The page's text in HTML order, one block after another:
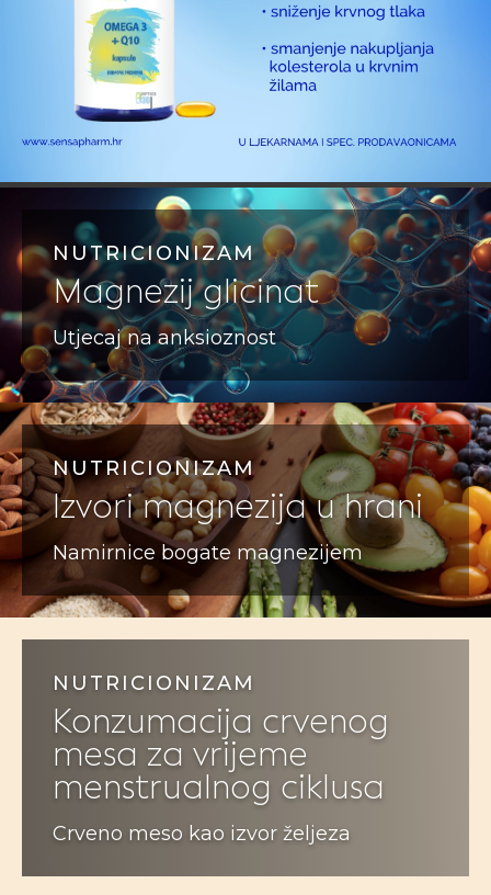
NUTRICIONIZAM
Magnezij glicinat
Utjecaj na anksioznost
NUTRICIONIZAM
Izvori magnezija u hrani
Namirnice bogate magnezijem
NUTRICIONIZAM
Konzumacija crvenog
mesa za vrijeme
menstrualnog ciklusa
Crveno meso kao izvor željeza